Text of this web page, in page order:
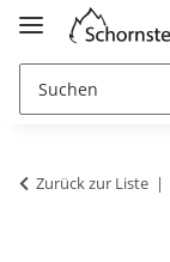
Zurück zur Liste